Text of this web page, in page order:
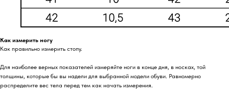
Как измерить ногу
Как правильно измерить стопу.
Для наиболее верных показателей измеряйте ноги в конце дня, в носках, той
толщины, которые бы вы надели для выбранной модели обуви. Равномерно
распределите вес тела перед тем как начать измерения.